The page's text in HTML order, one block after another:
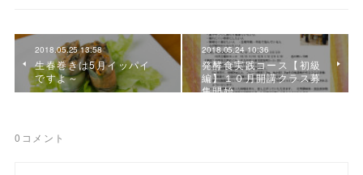
2018.05.25 13:58
生春巻きは5月イッパイ
ですよ～
2018.05.24 10:36
発酵食実践コース【初級
編】１０月開講クラス募
集開始
0 コメント